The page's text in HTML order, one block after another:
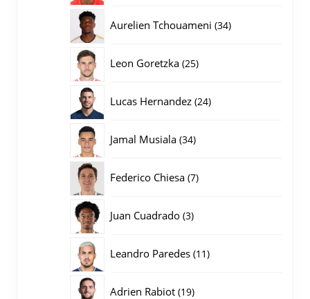
Aurelien Tchouameni 3434
Leon Goretzka 2525
Lucas Hernandez 2424
Jamal Musiala 3434
Federico Chiesa 77
Juan Cuadrado 33
Leandro Paredes 1111
Adrien Rabiot 1919